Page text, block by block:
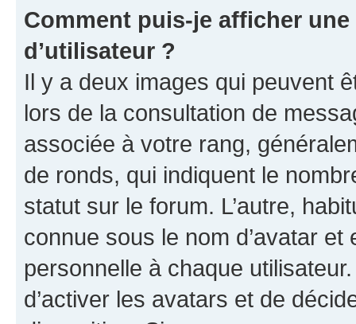
Comment puis-je afficher
d’utilisateur ?
Il y a deux images qui peuvent
lors de la consultation de
associée à votre rang,
de ronds, qui indiquent le
statut sur le forum. L’autre,
connue sous le nom d’avatar
personnelle à chaque
d’activer les avatars et de